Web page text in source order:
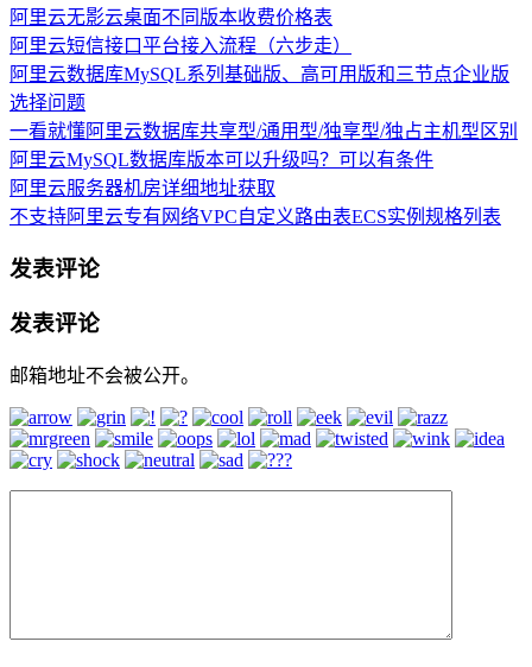
阿里云无影云桌面不同版本收费价格表
阿里云短信接口平台接入流程（六步走）
阿里云数据库MySQL系列基础版、高可用版和三节点企业版
选择问题
一看就懂阿里云数据库共享型/通用型/独享型/独占主机型区别
阿里云MySQL数据库版本可以升级吗？可以有条件
阿里云服务器机房详细地址获取
不支持阿里云专有网络VPC自定义路由表ECS实例规格列表
发表评论
发表评论
邮箱地址不会被公开。